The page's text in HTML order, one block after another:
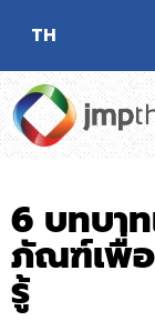
TH
6 บทบา
ภัณฑ์เพื่
รู้